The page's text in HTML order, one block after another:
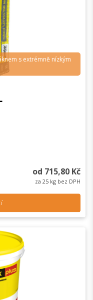
s extrémně nízkým
od 715,80 Kč
za 25 kg bez DPH